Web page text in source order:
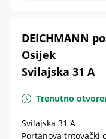
DEICHMANN
Osijek
Svilajska 31 A
Trenutno
Svilajska 31 A
Portanova trgovački